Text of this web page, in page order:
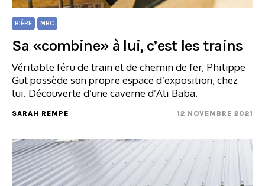
BIÈRE MBC
Sa «combine» à lui, c’est les trains
Véritable féru de train et de chemin de fer, Philippe
Gut possède son propre espace d’exposition, chez
lui. Découverte d’une caverne d’Ali Baba.
SARAH REMPE 12 NOVEMBRE 2021